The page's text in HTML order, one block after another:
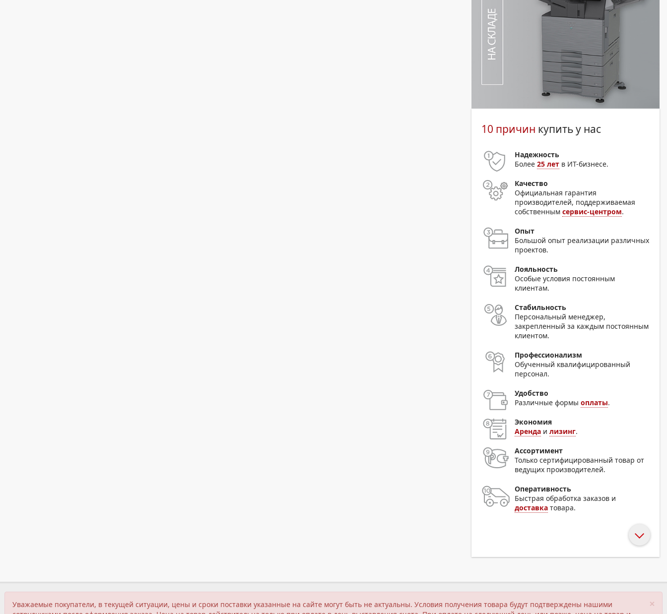
10 причин купить у нас
Надежность
Более25 лет в ИТ-бизнесе.
Качество
Официальная гарантия
производителей, поддерживаемая
собственнымсервис-центром.
Опыт
Большой опыт реализации различных
проектов.
Лояльность
Особые условия постоянным
клиентам.
Стабильность
Персональный менеджер,
закрепленный за каждым постоянным
клиентом.
Профессионализм
Обученный квалифицированный
персонал.
Удобство
Различные формыоплаты.
Экономия
Аренда илизинг.
Ассортимент
Только сертифицированный товар от
ведущих производителей.
Оперативность
Быстрая обработка заказов и
доставка товара.
×
Уважаемые покупатели, в текущей ситуации, цены и сроки поставки указанные на сайте могут быть не актуальны. Условия получения товара будут подтверждены нашими